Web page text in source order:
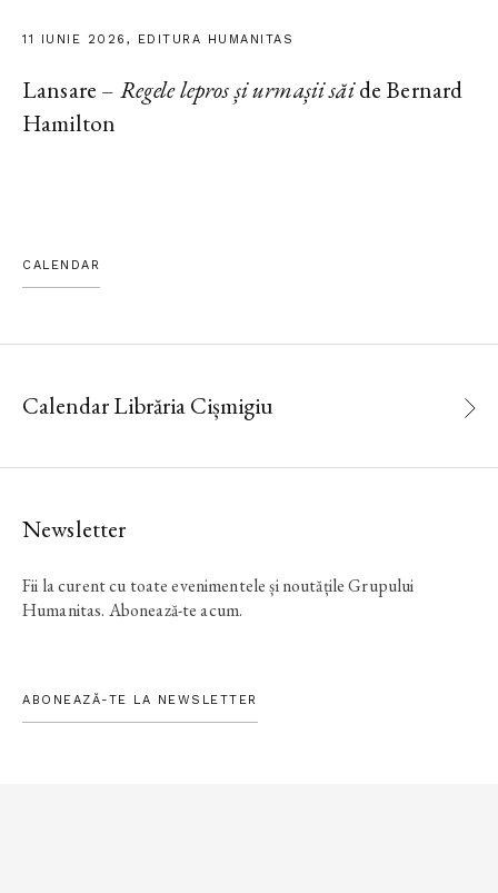
11 IUNIE 2026, EDITURA HUMANITAS
Lansare – Regele lepros și urmașii săide Bernard
Hamilton
CALENDAR
Calendar Librăria Cișmigiu
Newsletter
Fii la curent cu toate evenimentele și noutățile Grupului
Humanitas. Abonează-te acum.
ABONEAZĂ-TE LA NEWSLETTER